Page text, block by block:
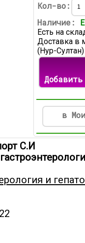
Кол-во:
Наличие:
Есть на
Доставка в
(Нур-
в
С.И
и